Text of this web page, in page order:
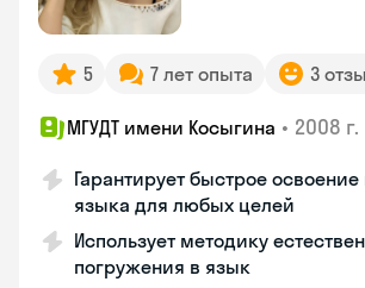
5 7 лет опыта 3
МГУДТ имени Косыгина • 2008 г.
Гарантирует быстрое
языка для любых целей
Использует методику
погружения в язык